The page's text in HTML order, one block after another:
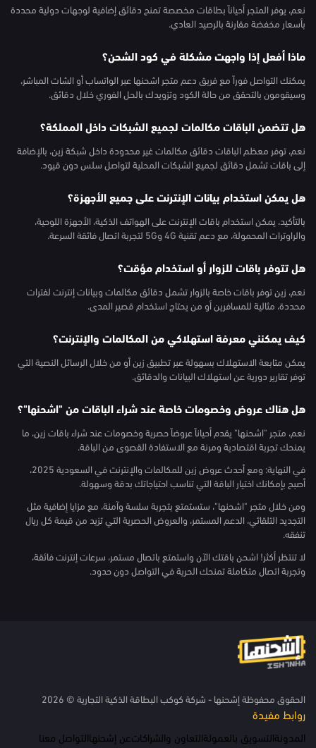
نعم، يوفر المتجر أحياناً بطاقات مخصصة تمنح دقائق إضافية لوجهات دولية محددة
بأسعار مخفضة مقارنة بالرصيد العادي.
ماذا أفعل إذا واجهت مشكلة في كود الشحن؟
يمكنك التواصل فوراً مع فريق دعم متجر اشحنها عبر الواتساب أو الشات المباشر،
وسيقومون بالتحقق من حالة الكود وتزويدك بالحل الفوري خلال دقائق.
هل تتضمن الباقات مكالمات لجميع الشبكات داخل المملكة؟
نعم، توفر معظم الباقات دقائق مكالمات غير محدودة داخل شبكة زين، بالإضافة
إلى باقات تشمل دقائق لجميع الشبكات المحلية لتواصل سلس دون قيود.
هل يمكن استخدام بيانات الإنترنت على جميع الأجهزة؟
بالتأكيد، يمكن استخدام باقات الإنترنت على الهواتف الذكية، الأجهزة اللوحية،
والراوترات المحمولة، مع دعم تقنية 4G و5G لتجربة اتصال فائقة السرعة.
هل تتوفر باقات للزوار أو استخدام مؤقت؟
نعم، زين توفر باقات خاصة بالزوار تشمل دقائق مكالمات وبيانات إنترنت لفترات
محددة، مثالية للمسافرين أو من يحتاج استخدام قصير المدى.
كيف يمكنني معرفة استهلاكي من المكالمات والإنترنت؟
يمكن متابعة الاستهلاك بسهولة عبر تطبيق زين أو من خلال الرسائل النصية التي
توفر تقارير دورية عن استهلاك البيانات والدقائق.
هل هناك عروض وخصومات خاصة عند شراء الباقات من "اشحنها"؟
نعم، متجر "اشحنها" يقدم أحياناً عروضاً حصرية وخصومات عند شراء باقات زين، ما
يمنحك تجربة اقتصادية ومرنة مع الاستفادة القصوى من الباقة.
في النهاية: ومع أحدث عروض زين للمكالمات والإنترنت في السعودية 2025،
أصبح بإمكانك اختيار الباقة التي تناسب احتياجاتك بدقة وسهولة.
ومن خلال متجر "اشحنها"، ستستمتع بتجربة سلسة وآمنة، مع مزايا إضافية مثل
التجديد التلقائي، الدعم المستمر، والعروض الحصرية التي تزيد من قيمة كل ريال
تنفقه.
لا تنتظر أكثر! اشحن باقتك الآن واستمتع باتصال مستمر، سرعات إنترنت فائقة،
وتجربة اتصال متكاملة تمنحك الحرية في التواصل دون حدود.
الحقوق محفوظة إشحنها - شركة كوكب البطاقة الذكية التجارية © 2026
روابط مفيدة
المدونةالتسويق بالعمولةالتعاون والشراكاتعن إشحنهاالتواصل معنا